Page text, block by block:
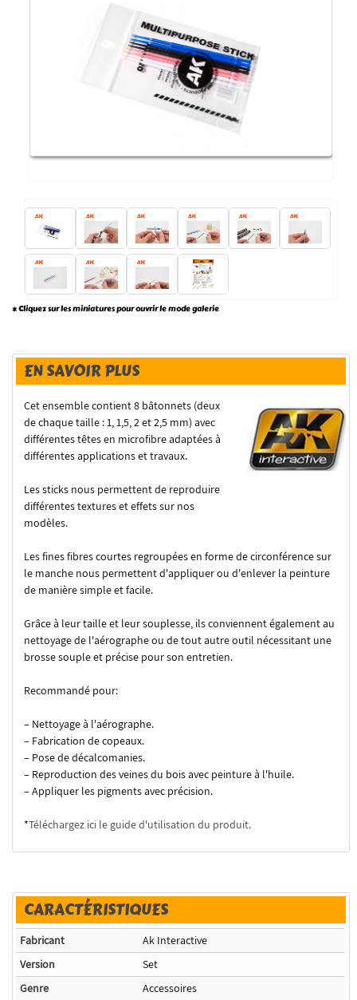
* Cliquez sur les miniatures pour ouvrir le mode galerie
EN SAVOIR PLUS
Cet ensemble contient 8 bâtonnets (deux
de chaque taille : 1, 1,5, 2 et 2,5 mm) avec
différentes têtes en microfibre adaptées à
différentes applications et travaux.
Les sticks nous permettent de reproduire
différentes textures et effets sur nos
modèles.
Les fines fibres courtes regroupées en forme de circonférence sur
le manche nous permettent d'appliquer ou d'enlever la peinture
de manière simple et facile.
Grâce à leur taille et leur souplesse, ils conviennent également au
nettoyage de l'aérographe ou de tout autre outil nécessitant une
brosse souple et précise pour son entretien.
Recommandé pour:
– Nettoyage à l'aérographe.
– Fabrication de copeaux.
– Pose de décalcomanies.
– Reproduction des veines du bois avec peinture à l'huile.
– Appliquer les pigments avec précision.
*Téléchargez ici le guide d'utilisation du produit.
CARACTÉRISTIQUES
Fabricant
Ak Interactive
Version
Set
Genre
Accessoires